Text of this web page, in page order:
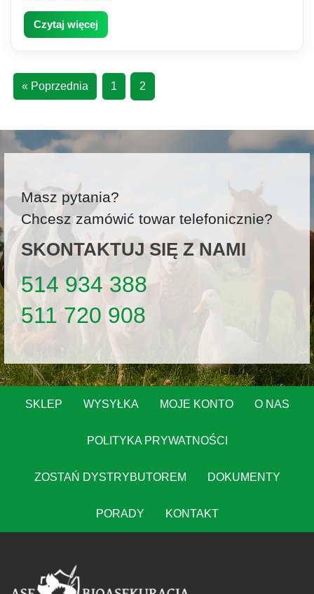
Czytaj więcej
« Poprzednia 1 2
Masz pytania?
Chcesz zamówić towar telefonicznie?
SKONTAKTUJ SIĘ Z NAMI
514 934 388
511 720 908
SKLEP WYSYŁKA MOJE KONTO O NAS
POLITYKA PRYWATNOŚCI
ZOSTAŃ DYSTRYBUTOREM DOKUMENTY
PORADY KONTAKT